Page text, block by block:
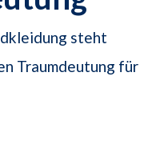
steht
Traumdeutung für